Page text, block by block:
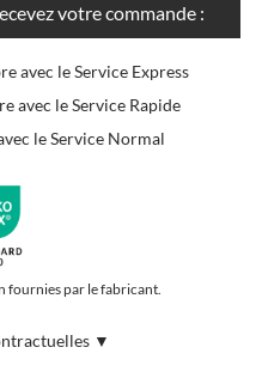
votre commande :
avec le Service Express
avec le Service Rapide
le Service Normal
fournies par le fabricant.
▼